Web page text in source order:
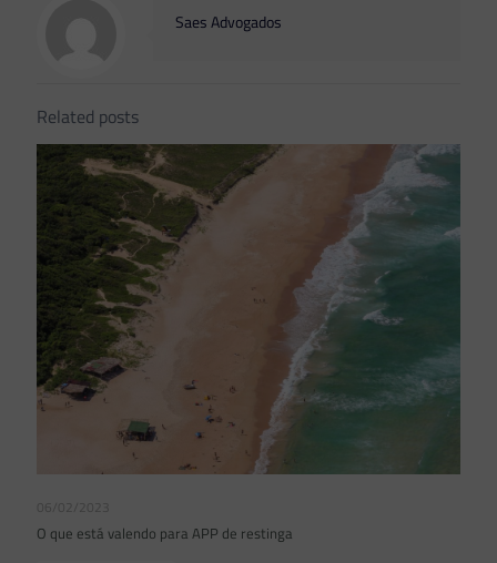
Saes Advogados
Related posts
06/02/2023
O que está valendo para APP de restinga